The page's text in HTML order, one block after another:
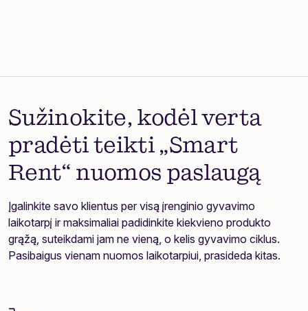
Sužinokite, kodėl verta
pradėti teikti „Smart
Rent“ nuomos paslaugą
Įgalinkite savo klientus per visą įrenginio gyvavimo
laikotarpį ir maksimaliai padidinkite kiekvieno produkto
grąžą, suteikdami jam ne vieną, o kelis gyvavimo ciklus.
Pasibaigus vienam nuomos laikotarpiui, prasideda kitas.